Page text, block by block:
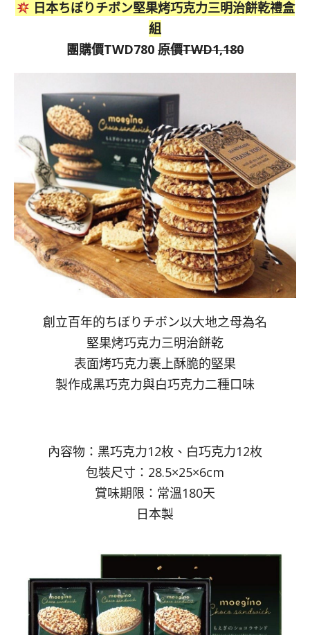
日本ちぼりチボン堅果烤巧克力三明治餅乾禮盒
組
團購價TWD780 原價TWD1,180
創立百年的ちぼりチボン以大地之母為名
堅果烤巧克力三明治餅乾
表面烤巧克力裹上酥脆的堅果
製作成黑巧克力與白巧克力二種口味
內容物：黑巧克力12枚、白巧克力12枚
包裝尺寸：28.5×25×6cm
賞味期限：常溫180天
日本製